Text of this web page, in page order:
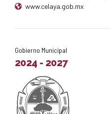
www.celaya.gob.mx
Gobierno Municipal
2024 - 2027